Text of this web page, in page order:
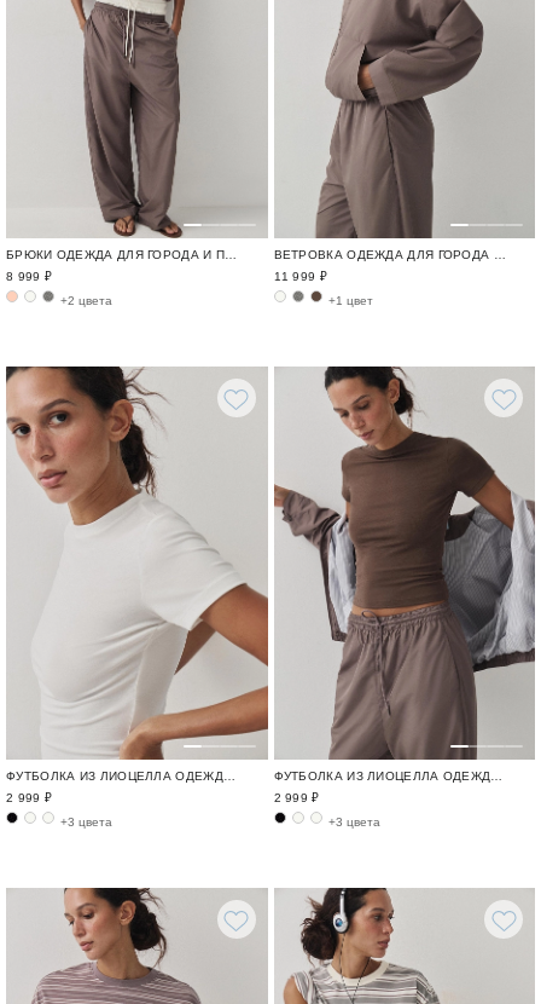
8 999 ₽
+2 цвета
11 999 ₽
+1 цвет
2 999 ₽
+3 цвета
2 999 ₽
+3 цвета